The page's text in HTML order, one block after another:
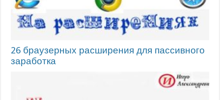
26 браузерных расширения для пассивного
заработка